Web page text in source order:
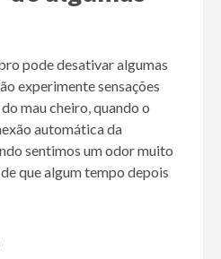
pode desativar algumas
experimente sensações
mau cheiro, quando o
automática da
sentimos um odor muito
que algum tempo depois